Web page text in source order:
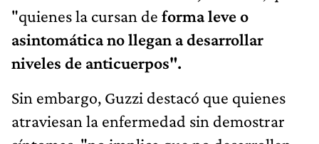
"quienes la cursan de forma leve o
asintomática no llegan a desarrollar
niveles de anticuerpos".
Sin embargo, Guzzi destacó que quienes
atraviesan la enfermedad sin demostrar